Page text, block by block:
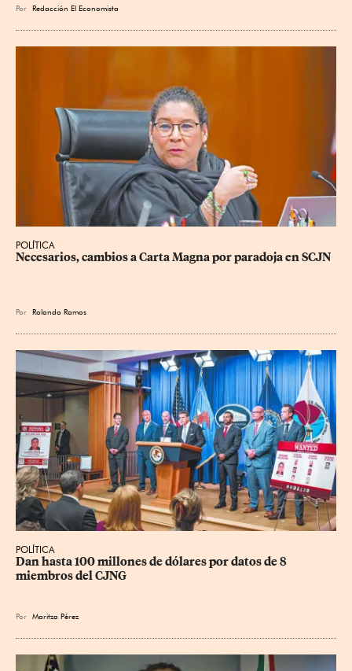
Por Redacción El Economista
POLÍTICA
Necesarios, cambios a Carta Magna por paradoja en SCJN
Por Rolando Ramos
POLÍTICA
Dan hasta 100 millones de dólares por datos de 8
miembros del CJNG
Por Maritza Pérez